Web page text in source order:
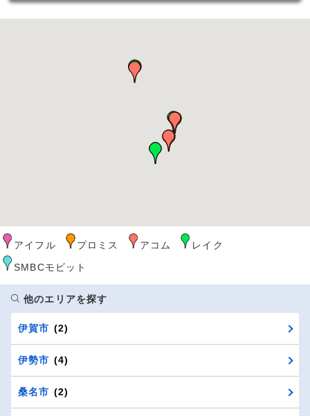
アイフル プロミス アコム
レイク
SMBCモビット
他のエリアを探す
伊賀市 (2)
伊勢市 (4)
桑名市 (2)